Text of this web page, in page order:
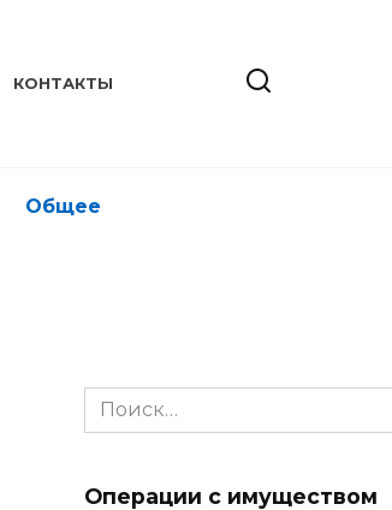
КОНТАКТЫ
Общее
Search
for:
Операции с имуществом